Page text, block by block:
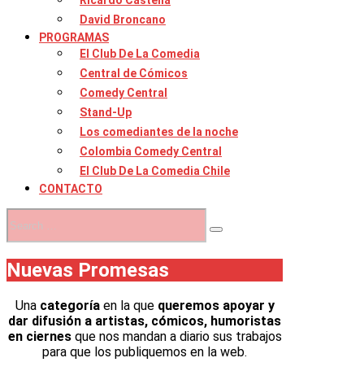
David Broncano
PROGRAMAS
El Club De La Comedia
Central de Cómicos
Comedy Central
Stand-Up
Los comediantes de la noche
Colombia Comedy Central
El Club De La Comedia Chile
CONTACTO
Nuevas Promesas
Una categoríaen la que queremos apoyar y
dar difusión a artistas, cómicos, humoristas
en ciernesque nos mandan a diario sus trabajos
para que los publiquemos en la web.